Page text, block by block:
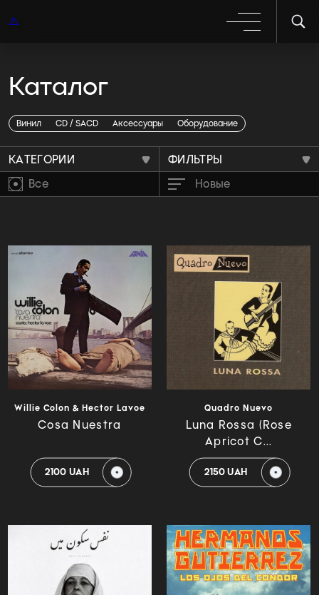
Каталог
Винил CD / SACD Аксессуары Оборудование
Каталог жанр world
music
КАТЕГОРИИ
ФИЛЬТРЫ
Все
Новые
Willie Colon & Hector Lavoe
Cosa Nuestra
2100 UAH
Quadro Nuevo
Luna Rossa (Rose
Apricot C...
2150 UAH